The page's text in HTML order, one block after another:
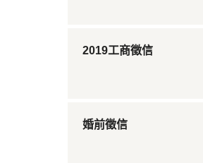
2019工商徵信
婚前徵信